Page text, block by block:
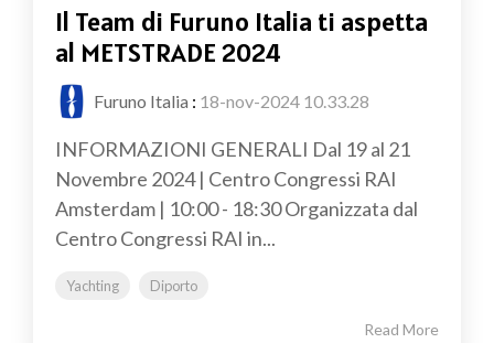
Il Team di Furuno Italia ti aspetta
al METSTRADE 2024
Furuno Italia : 18-nov-2024 10.33.28
INFORMAZIONI GENERALI Dal 19 al 21
Novembre 2024 | Centro Congressi RAI
Amsterdam | 10:00 - 18:30 Organizzata dal
Centro Congressi RAI in...
Yachting Diporto
Read More